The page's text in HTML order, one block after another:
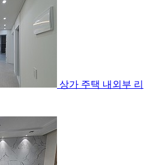
상가 주택 내외부 리